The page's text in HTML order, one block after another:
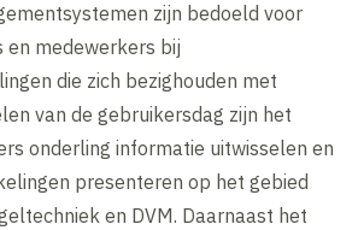
zijn bedoeld voor
en medewerkers bij
die zich bezighouden met
van de gebruikersdag zijn het
onderling informatie uitwisselen en
presenteren op het gebied
en DVM. Daarnaast het